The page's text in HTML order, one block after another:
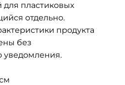
для пластиковых
отдельно.
продукта
без
уведомления.